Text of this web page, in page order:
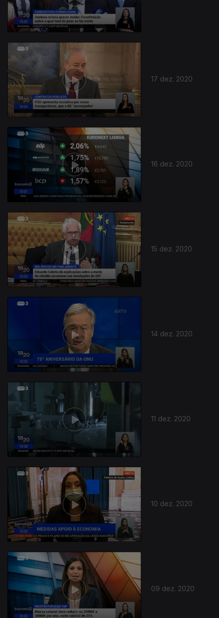
17 dez. 2020
16 dez. 2020
15 dez. 2020
14 dez. 2020
11 dez. 2020
511785
10 dez. 2020
09 dez. 2020